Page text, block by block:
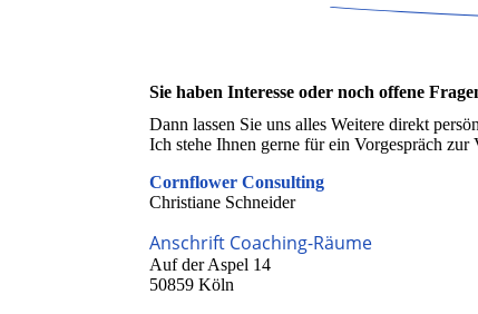
Sie haben Interesse oder noch offene
Dann lassen Sie uns alles Weitere direkt
Ich stehe Ihnen gerne für ein Vorgespräch zur
Cornflower Consulting
Christiane Schneider
Anschrift Coaching-Räume
Auf der Aspel 14
50859 Köln